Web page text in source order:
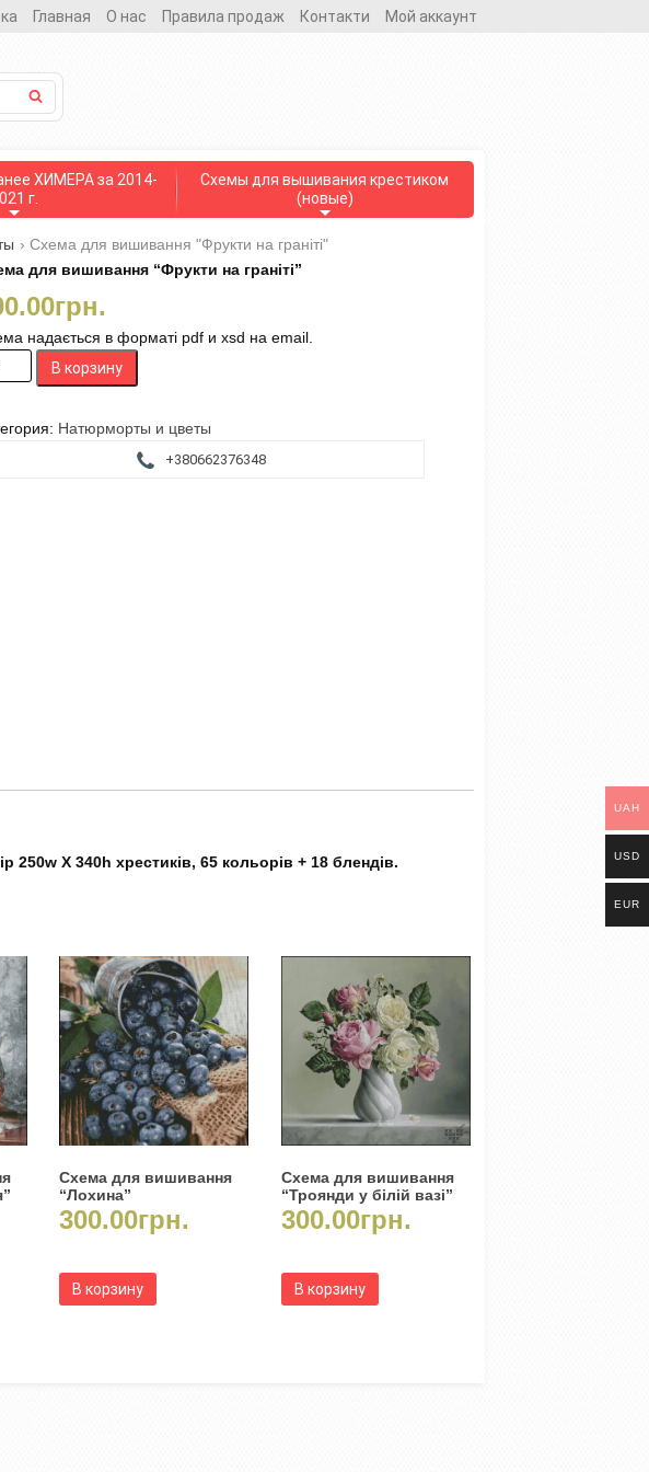
Главная О нас Правила продаж Контакти Мой аккаунт
ХИМЕРА за 2014-
г.
Схемы для вышивания крестиком
(новые)
› Схема для вишивання "Фрукти на граніті"
для вишивання “Фрукти на граніті”
грн.
надається в форматі pdf и xsd на email.
В корзину
Натюрморты и цветы
+380662376348
250w X 340h хрестиків, 65 кольорів + 18 блендів.
Схема для вишивання
“Лохина”
300.00грн.
В корзину
Схема для вишивання
“Троянди у білій вазі”
300.00грн.
В корзину
UAH
USD
EUR